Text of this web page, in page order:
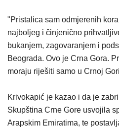
"Pristalica sam odmjerenih
najboljeg i činjenično
bukanjem, zagovaranjem i
Beograda. Ovo je Crna Gora.
moraju riješiti samo u Crnoj
Krivokapić je kazao i da je
Skupština Crne Gore usvojila
Arapskim Emiratima, te